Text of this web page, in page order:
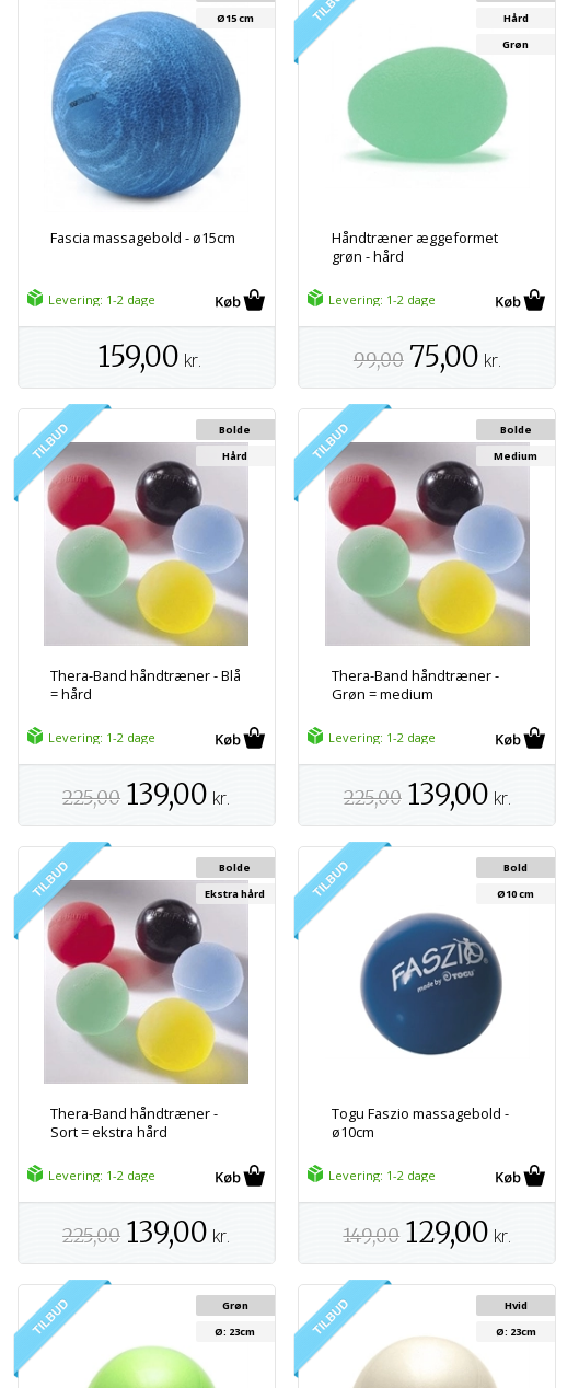
Fascia massagebold - ø15cm
Ø15 cm
Levering: 1-2 dage
159,00 kr.
Håndtræner æggeformet
grøn - hård
Hård
Grøn
Levering: 1-2 dage
99,00 75,00 kr.
Thera-Band håndtræner - Blå
= hård
Bolde
Hård
Levering: 1-2 dage
225,00 139,00 kr.
Thera-Band håndtræner -
Grøn = medium
Bolde
Medium
Levering: 1-2 dage
225,00 139,00 kr.
Thera-Band håndtræner -
Sort = ekstra hård
Bolde
Ekstra hård
Levering: 1-2 dage
225,00 139,00 kr.
Togu Faszio massagebold -
ø10cm
Bold
Ø10 cm
Levering: 1-2 dage
149,00 129,00 kr.
Grøn
Ø: 23cm
Hvid
Ø: 23cm